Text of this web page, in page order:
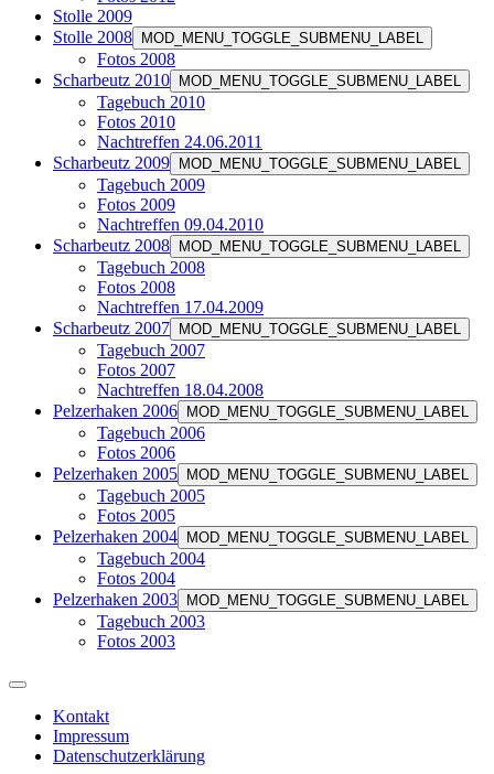
Stolle 2009
Stolle 2008
MOD_MENU_TOGGLE_SUBMENU_LABEL
Fotos 2008
Scharbeutz 2010
MOD_MENU_TOGGLE_SUBMENU_LABEL
Tagebuch 2010
Fotos 2010
Nachtreffen 24.06.2011
Scharbeutz 2009
MOD_MENU_TOGGLE_SUBMENU_LABEL
Tagebuch 2009
Fotos 2009
Nachtreffen 09.04.2010
Scharbeutz 2008
MOD_MENU_TOGGLE_SUBMENU_LABEL
Tagebuch 2008
Fotos 2008
Nachtreffen 17.04.2009
Scharbeutz 2007
MOD_MENU_TOGGLE_SUBMENU_LABEL
Tagebuch 2007
Fotos 2007
Nachtreffen 18.04.2008
Pelzerhaken 2006
MOD_MENU_TOGGLE_SUBMENU_LABEL
Tagebuch 2006
Fotos 2006
Pelzerhaken 2005
MOD_MENU_TOGGLE_SUBMENU_LABEL
Tagebuch 2005
Fotos 2005
Pelzerhaken 2004
MOD_MENU_TOGGLE_SUBMENU_LABEL
Tagebuch 2004
Fotos 2004
Pelzerhaken 2003
MOD_MENU_TOGGLE_SUBMENU_LABEL
Tagebuch 2003
Fotos 2003
Kontakt
Impressum
Datenschutzerklärung